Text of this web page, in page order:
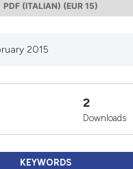
PDF (ITALIAN) (EUR 15)
2015
2
Downloads
KEYWORDS